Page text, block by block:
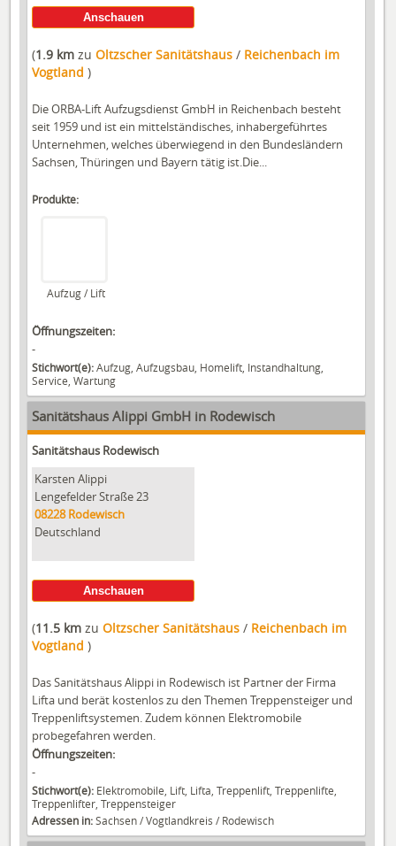
Anschauen
(1.9 km zuOltzscher Sanitätshaus/ Reichenbach im
Vogtland )
Die ORBA-Lift Aufzugsdienst GmbH in Reichenbach besteht
seit 1959 und ist ein mittelständisches, inhabergeführtes
Unternehmen, welches überwiegend in den Bundesländern
Sachsen, Thüringen und Bayern tätig ist.Die...
Produkte:
Aufzug / Lift
Öffnungszeiten:
-
Stichwort(e):Aufzug, Aufzugsbau, Homelift, Instandhaltung,
Service, Wartung
Sanitätshaus Alippi GmbH in Rodewisch
Sanitätshaus Rodewisch
Karsten Alippi
Lengefelder Straße 23
08228 Rodewisch
Deutschland
Anschauen
(11.5 km zuOltzscher Sanitätshaus/ Reichenbach im
Vogtland )
Das Sanitätshaus Alippi in Rodewisch ist Partner der Firma
Lifta und berät kostenlos zu den Themen Treppensteiger und
Treppenliftsystemen. Zudem können Elektromobile
probegefahren werden.
Öffnungszeiten:
-
Stichwort(e): Elektromobile, Lift, Lifta, Treppenlift, Treppenlifte,
Treppenlifter, Treppensteiger
Adressen in: Sachsen/Vogtlandkreis / Rodewisch